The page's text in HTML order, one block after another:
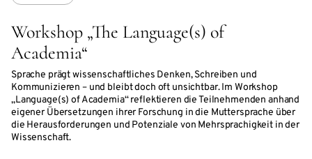
Workshop „The Language(s) of
Academia“
Sprache prägt wissenschaftliches Denken, Schreiben und
Kommunizieren – und bleibt doch oft unsichtbar. Im Workshop
„Language(s) of Academia“ reflektieren die Teilnehmenden anhand
eigener Übersetzungen ihrer Forschung in die Muttersprache über
die Herausforderungen und Potenziale von Mehrsprachigkeit in der
Wissenschaft.